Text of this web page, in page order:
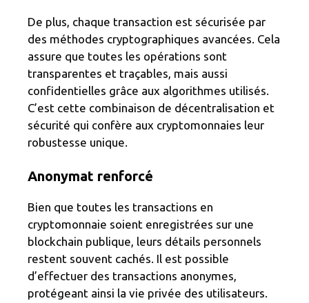
De plus, chaque transaction est sécurisée par
des méthodes cryptographiques avancées. Cela
assure que toutes les opérations sont
transparentes et traçables, mais aussi
confidentielles grâce aux algorithmes utilisés.
C’est cette combinaison de décentralisation et
sécurité qui confère aux cryptomonnaies leur
robustesse unique.
Anonymat renforcé
Bien que toutes les transactions en
cryptomonnaie soient enregistrées sur une
blockchain publique, leurs détails personnels
restent souvent cachés. Il est possible
d’effectuer des transactions anonymes,
protégeant ainsi la vie privée des utilisateurs.